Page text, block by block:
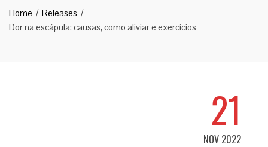
Home
Releases
Dor na escápula: causas, como aliviar e exercícios
21
NOV 2022